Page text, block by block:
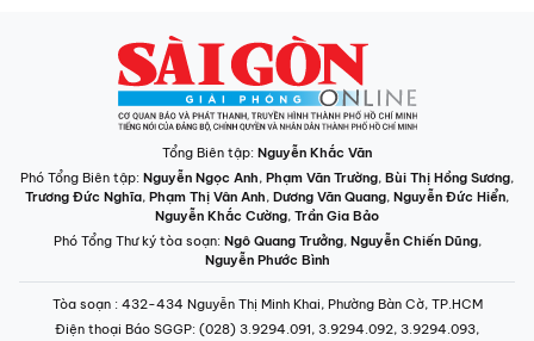
Tổng Biên tập: Nguyễn Khắc Văn
Phó Tổng Biên tập: Nguyễn Ngọc Anh, Phạm Văn Trường, Bùi Thị Hồng Sương,
Trương Đức Nghĩa, Phạm Thị Vân Anh, Dương Văn Quang, Nguyễn Đức Hiển,
Nguyễn Khắc Cường, Trần Gia Bảo
Phó Tổng Thư ký tòa soạn: Ngô Quang Trưởng, Nguyễn Chiến Dũng,
Nguyễn Phước Bình
Tòa soạn : 432-434 Nguyễn Thị Minh Khai, Phường Bàn Cờ, TP.HCM
Điện thoại Báo SGGP: (028) 3.9294.091, 3.9294.092, 3.9294.093,